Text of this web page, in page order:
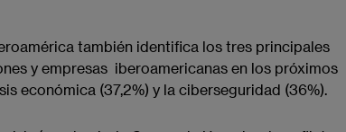
también identifica los tres principales
y empresas ​iberoamericanas ​en los próximos
económica (37,2%) y la ciberseguridad (36%).